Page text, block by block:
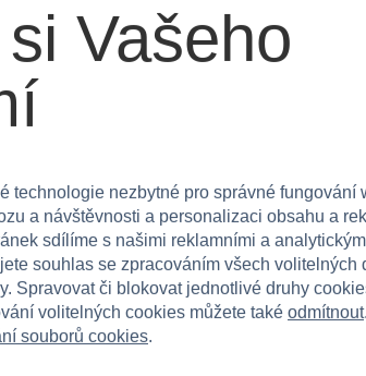
pokoje nebo na cesty, vždy
radost z objevování světa zvířat!
Vašeho
technologie nezbytné pro správné fungování
a návštěvnosti a personalizaci obsahu a
sdílíme s našimi reklamními a
souhlas se zpracováním všech volitelných
Spravovat či blokovat jednotlivé druhy
volitelných cookies můžete také odmítnout
souborů cookies.